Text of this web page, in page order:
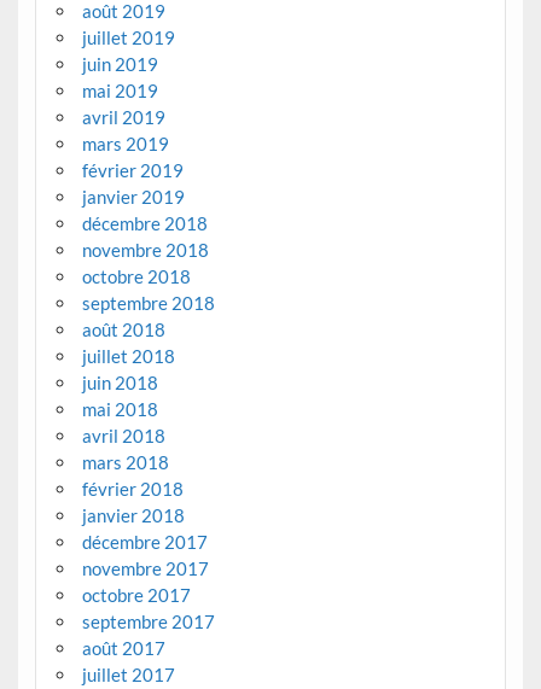
août 2019
juillet 2019
juin 2019
mai 2019
avril 2019
mars 2019
février 2019
janvier 2019
décembre 2018
novembre 2018
octobre 2018
septembre 2018
août 2018
juillet 2018
juin 2018
mai 2018
avril 2018
mars 2018
février 2018
janvier 2018
décembre 2017
novembre 2017
octobre 2017
septembre 2017
août 2017
juillet 2017